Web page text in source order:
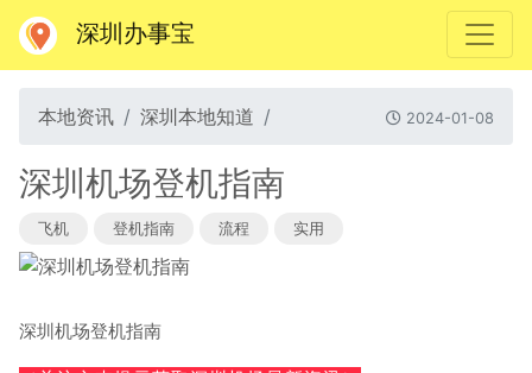
深圳办事宝
本地资讯 深圳本地知道 2024-01-08
深圳机场登机指南
飞机 登机指南 流程 实用
深圳机场登机指南